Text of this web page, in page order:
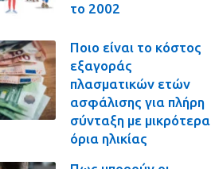
το 2002
Ποιο είναι το κόστος
εξαγοράς
πλασματικών ετών
ασφάλισης για πλήρη
σύνταξη με μικρότερα
όρια ηλικίας